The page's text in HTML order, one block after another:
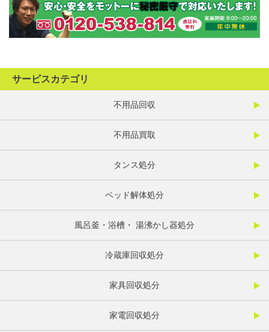
サービスカテゴリ
不用品回収
不用品買取
タンス処分
ベッド解体処分
風呂釜・浴槽・ 湯沸かし器処分
冷蔵庫回収処分
家具回収処分
家電回収処分